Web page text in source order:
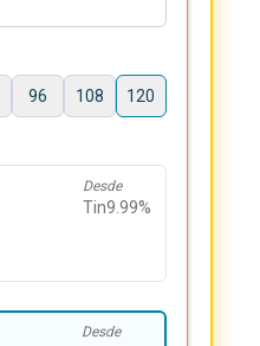
96 108 120
Desde
Tin9.99%
Desde